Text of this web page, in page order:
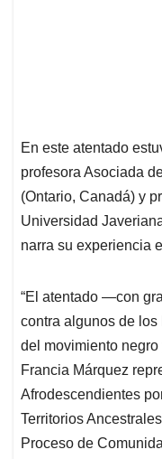
En este atentado
profesora Asociada
(Ontario, Canadá) y
Universidad
narra su experiencia
“El atentado —con
contra algunos de
del movimiento
Francia Márquez
Afrodescendientes
Territorios
Proceso de